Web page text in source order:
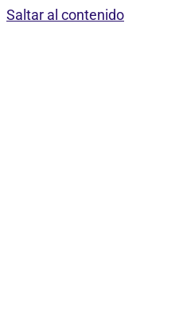
Saltar al contenido